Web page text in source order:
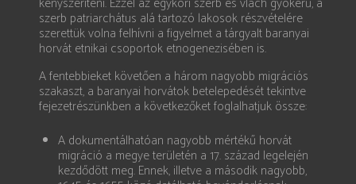
szerb patriarchátus alá tartozó lakosok részvételére
szerettük volna felhívni a figyelmet a tárgyalt baranyai
horvát etnikai csoportok etnogenezisében is.
A fentebbieket követően a három nagyobb migrációs
szakaszt, a baranyai horvátok betelepedését tekintve
fejezetrészünkben a következőket foglalhatjuk össze:
A dokumentálhatóan nagyobb mértékű horvát
migráció a megye területén a 17. század legelején
kezdődött meg. Ennek, illetve a második nagyobb,